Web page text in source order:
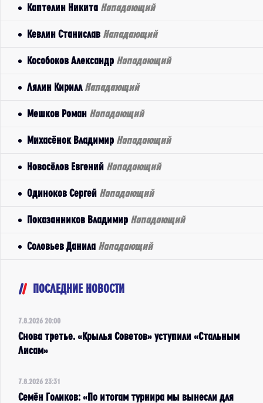
Каптелин Никита Нападающий
Кевлин Станислав Нападающий
Кособоков Александр Нападающий
Лялин Кирилл Нападающий
Мешков Роман Нападающий
Михасёнок Владимир Нападающий
Новосёлов Евгений Нападающий
Одиноков Сергей Нападающий
Показанников Владимир Нападающий
Соловьев Данила Нападающий
ПОСЛЕДНИЕ НОВОСТИ
7.8.2026 20:00
Снова третье. «Крылья Советов» уступили «Стальным
Лисам»
7.8.2026 23:31
Семён Голиков: «По итогам турнира мы вынесли для